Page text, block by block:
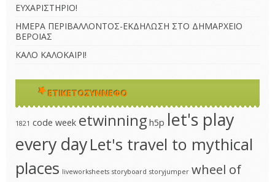
ΕΥΧΑΡΙΣΤΗΡΙΟ!
ΗΜΕΡΑ ΠΕΡΙΒΑΛΛΟΝΤΟΣ-ΕΚΔΗΛΩΣΗ ΣΤΟ ΔΗΜΑΡΧΕΙΟ
ΒΕΡΟΙΑΣ
ΚΑΛΟ ΚΑΛΟΚΑΙΡΙ!
ΕΤΙΚΕΤΟΣΎΝΝΕΦΟ
1821 code week etwinning h5p let's play
every dayLet's travel to mythical
places liveworksheets storyboard storyjumper wheel of